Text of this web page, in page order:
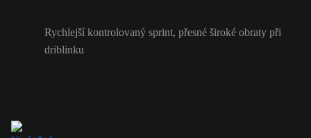
Rychlejší kontrolovaný sprint, přesné široké obraty při
driblinku